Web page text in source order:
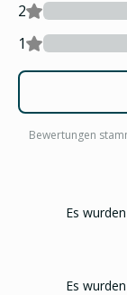
2
1
Bewertungen
Es
Es